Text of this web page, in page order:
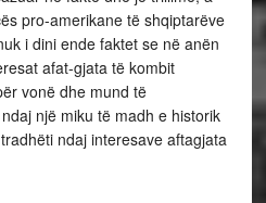
pro-amerikane të shqiptarëve
i dini ende faktet se në anën
afat-gjata të kombit
vonë dhe mund të
një miku të madh e historik
ndaj interesave aftagjata